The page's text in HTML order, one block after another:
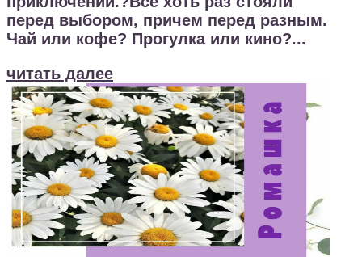
перед выбором, причем перед разным.
Чай или кофе? Прогулка или кино?...
читать далее